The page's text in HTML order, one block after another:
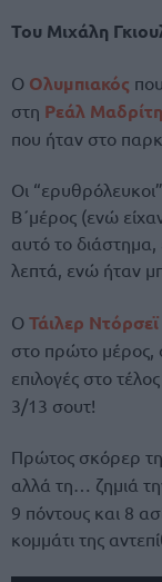
Του Μιχάλη
Ο Ολυμπιακός
στη Ρεάλ
που ήταν στο
Οι
Β΄μέρος (ενώ
αυτό το
λεπτά, ενώ ήταν
Ο Τάιλερ Ντόρσεϊ
στο πρώτο μέρος,
επιλογές στο
3/13 σουτ!
Πρώτος σκόρερ
αλλά τη… ζημιά
9 πόντους και 8
κομμάτι της